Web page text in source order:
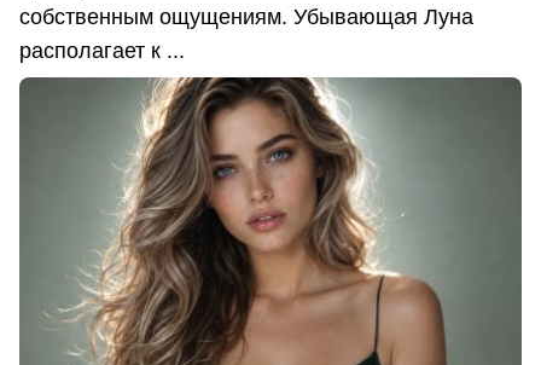
собственным ощущениям. Убывающая Луна
располагает к ...